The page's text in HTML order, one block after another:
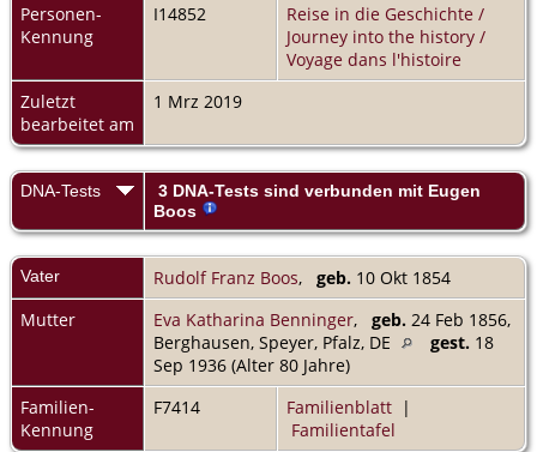
Personen-
Kennung
I14852
Reise in die Geschichte /
Journey into the history /
Voyage dans l'histoire
Zuletzt
bearbeitet am
1 Mrz 2019
DNA-Tests
3 DNA-Tests sind verbunden mit Eugen
Boos
Vater Rudolf Franz Boos, geb. 10 Okt 1854
Mutter
Eva Katharina Benninger, geb. 24 Feb 1856,
Berghausen, Speyer, Pfalz, DE
gest. 18
Sep 1936 (Alter 80 Jahre)
Familien-
Kennung
F7414 Familienblatt |
Familientafel